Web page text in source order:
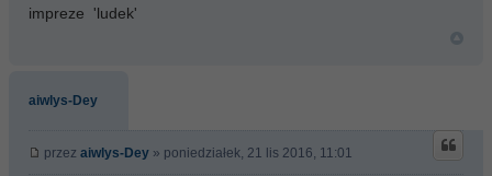
impreze 'ludek'
aiwlys-Dey
przez aiwlys-Dey » poniedziałek, 21 lis 2016, 11:01